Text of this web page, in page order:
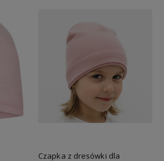
Czapka z dresówki dla